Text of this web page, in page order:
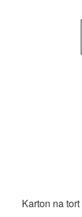
Karton na